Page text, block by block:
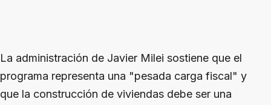
La administración de Javier Milei sostiene que el
programa representa una "pesada carga fiscal" y
que la construcción de viviendas debe ser una